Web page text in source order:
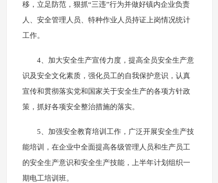
移，立足防范，狠抓“三违”行为并做好镇内企业负责
人、安全管理人员、特种作业人员持证上岗情况统计
工作。
4、加大安全生产宣传力度，提高全员安全生产意
识及安全文化素质，强化员工的自我保护意识，认真
宣传和贯彻落实党和国家关于安全生产的各项方针政
策，抓好各项安全整治措施的落实。
5、加强安全教育培训工作，广泛开展安全生产技
能培训，在企业中全面提高各级管理人员和生产员工
的安全生产意识和安全生产技能，上半年计划组织一
期电工培训班。